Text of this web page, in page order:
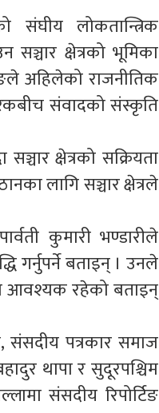
संघीय लोकतान्त्रिक
क्षेत्रको भूमिका
अहिलेको राजनीतिक
संवादको संस्कृति
क्षेत्रको सक्रियता
लागि सञ्चार क्षेत्रले
कुमारी भण्डारीले
गर्नुपर्ने बताइन् । उनले
आवश्यक रहेको बताइन्
संसदीय पत्रकार समाज
थापा र सुदूरपश्चिम
संसदीय रिपोर्टिङ